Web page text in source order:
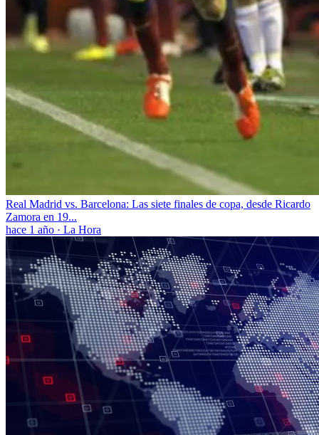
Real Madrid vs. Barcelona: Las siete finales de copa, desde Ricardo
Zamora en 19...
hace 1 año · La Hora